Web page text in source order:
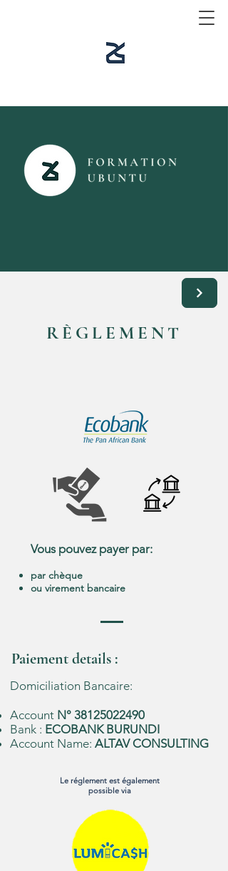
RÈGLEMENT
Vous pouvez payer par:
par chèque
ou virement bancaire
Paiement details :
Domiciliation Bancaire:
Account N° 38125022490
Bank : ECOBANK BURUNDI
Account Name: ALTAV CONSULTING
Le réglement est également
possible via